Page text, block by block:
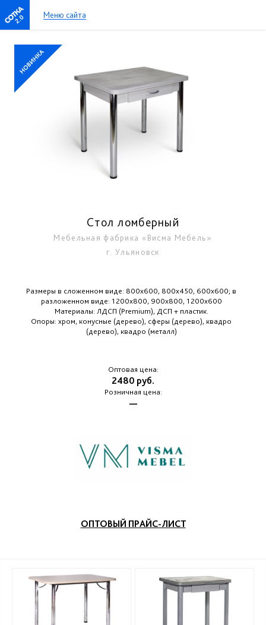
2.0 Меню сайта
Стол ломберный
Мебельная фабрика «Висма Мебель»
г. Ульяновск
Размеры в сложенном виде: 800х600, 800х450, 600х600; в
разложенном виде: 1200х800, 900х800, 1200х600
Материалы: ЛДСП (Premium), ДСП + пластик.
Опоры: хром, конусные (дерево), сферы (дерево), квадро
(дерево), квадро (металл)
Оптовая цена:
2480 руб.
Розничная цена:
—
ОПТОВЫЙ ПРАЙС-ЛИСТ